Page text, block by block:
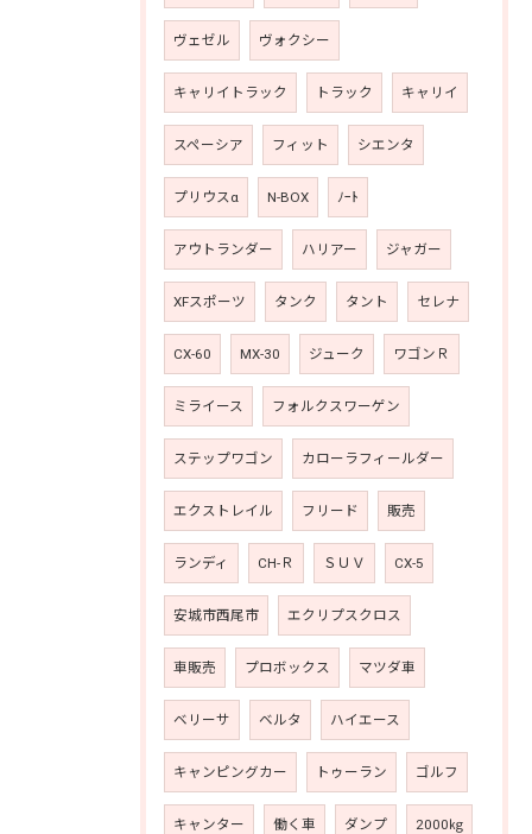
ヴェゼル ヴォクシー
キャリイトラック トラック キャリイ
スペーシア フィット シエンタ
プリウスα N-BOX ﾉｰﾄ
アウトランダー ハリアー ジャガー
XFスポーツ タンク タント セレナ
CX-60 MX-30 ジューク ワゴンＲ
ミライース フォルクスワーゲン
ステップワゴン カローラフィールダー
エクストレイル フリード 販売
ランディ CH-Ｒ ＳＵＶ CX-5
安城市西尾市 エクリプスクロス
車販売 プロボックス マツダ車
ベリーサ ベルタ ハイエース
キャンピングカー トゥーラン ゴルフ
キャンター 働く車 ダンプ 2000㎏